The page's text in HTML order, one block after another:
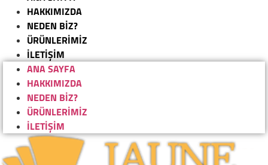
HAKKIMIZDA
NEDEN BİZ?
ÜRÜNLERİMİZ
İLETİŞİM
ANA SAYFA
HAKKIMIZDA
NEDEN BİZ?
ÜRÜNLERİMİZ
İLETİŞİM